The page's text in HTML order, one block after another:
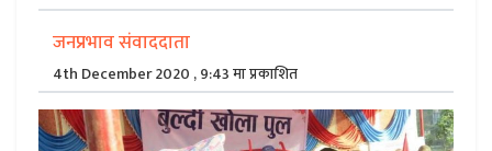
जनप्रभाव संवाददाता
4th December 2020 , 9:43 मा प्रकाशित